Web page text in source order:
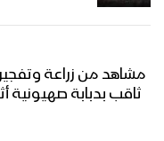
مشاهد من زراعة
ثاقب بدبابة صهيونية